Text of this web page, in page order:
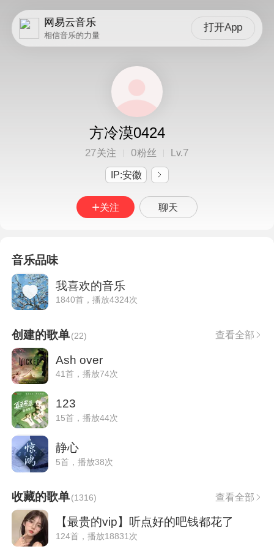
网易云音乐
相信音乐的力量
打开App
方冷漠0424
27关注 0粉丝 Lv.7
IP:安徽
关注 聊天
音乐品味
我喜欢的音乐
1840首，播放4324次
创建的歌单(22) 查看全部
Ash over
41首，播放74次
123
15首，播放44次
静心
5首，播放38次
收藏的歌单(1316) 查看全部
【最贵的vip】听点好的吧钱都花了
124首，播放18831次